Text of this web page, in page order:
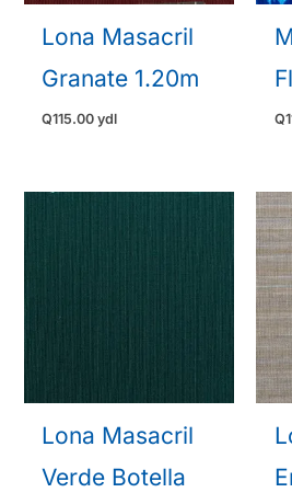
Lona Masacril
Granate 1.20m
Q115.00 ydl Q
Lona Masacril
Verde Botella